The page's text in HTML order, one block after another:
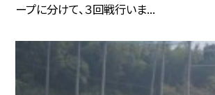
ープに分けて、３回戦行いま...